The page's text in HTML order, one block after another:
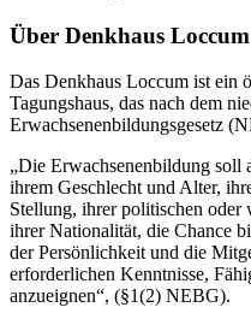
Über Denkhaus Loccum
Das Denkhaus Loccum ist ein
Tagungshaus, das nach dem
Erwachsenenbildungsgesetz
„Die Erwachsenenbildung soll
ihrem Geschlecht und Alter,
Stellung, ihrer politischen oder
ihrer Nationalität, die Chance
der Persönlichkeit und die
erforderlichen Kenntnisse,
anzueignen“, (§1(2) NEBG).